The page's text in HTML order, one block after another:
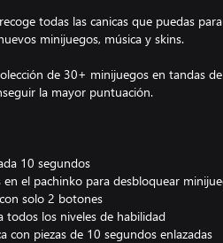
todas las canicas que puedas
minijuegos, música y skins.
de 30+ minijuegos en tandas
la mayor puntuación.
10 segundos
en el pachinko para desbloquear
solo 2 botones
todos los niveles de habilidad
con piezas de 10 segundos enlazadas